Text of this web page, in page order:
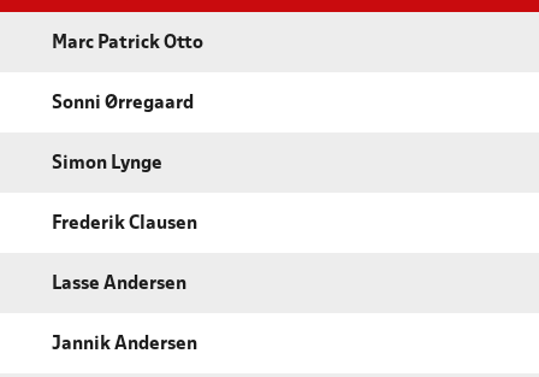
Marc Patrick Otto
Sonni Ørregaard
Simon Lynge
Frederik Clausen
Lasse Andersen
Jannik Andersen